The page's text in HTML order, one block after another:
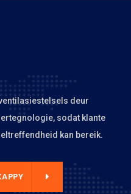
deur
sodat klante
kan bereik.